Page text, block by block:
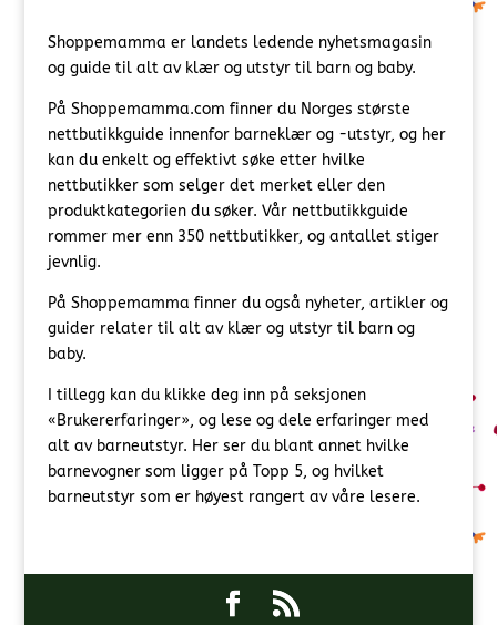
Shoppemamma er landets ledende nyhetsmagasin
og guide til alt av klær og utstyr til barn og baby.
På Shoppemamma.com finner du Norges største
nettbutikkguide innenfor barneklær og -utstyr, og her
kan du enkelt og effektivt søke etter hvilke
nettbutikker som selger det merket eller den
produktkategorien du søker. Vår nettbutikkguide
rommer mer enn 350 nettbutikker, og antallet stiger
jevnlig.
På Shoppemamma finner du også nyheter, artikler og
guider relater til alt av klær og utstyr til barn og
baby.
I tillegg kan du klikke deg inn på seksjonen
«Brukererfaringer», og lese og dele erfaringer med
alt av barneutstyr. Her ser du blant annet hvilke
barnevogner som ligger på Topp 5, og hvilket
barneutstyr som er høyest rangert av våre lesere.